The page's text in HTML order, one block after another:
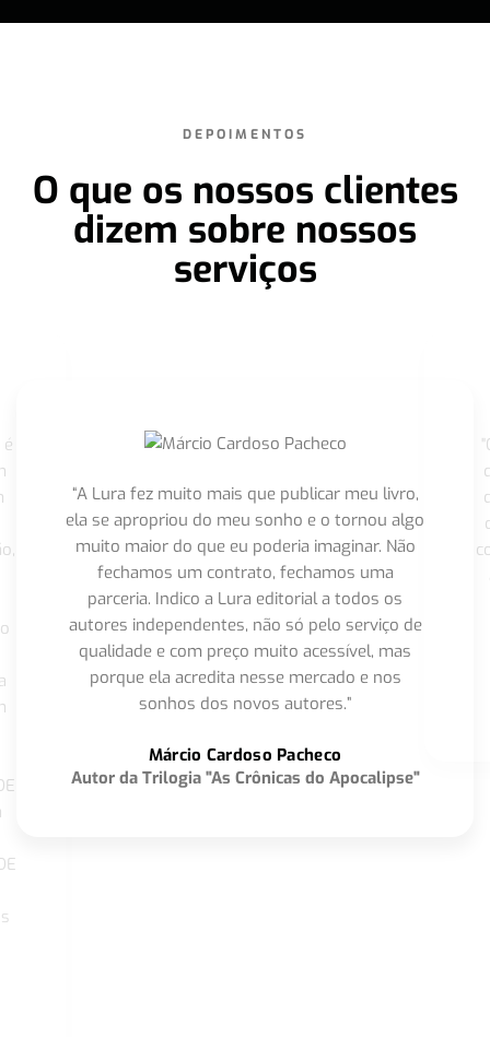
DEPOIMENTOS
O que os nossos clientes
dizem sobre nossos
serviços
“A Lura fez muito mais que publicar meu livro,
ela se apropriou do meu sonho e o tornou algo
muito maior do que eu poderia imaginar. Não
fechamos um contrato, fechamos uma
parceria. Indico a Lura editorial a todos os
autores independentes, não só pelo serviço de
qualidade e com preço muito acessível, mas
porque ela acredita nesse mercado e nos
sonhos dos novos autores.”
Márcio Cardoso Pacheco
Autor da Trilogia "As Crônicas do Apocalipse"